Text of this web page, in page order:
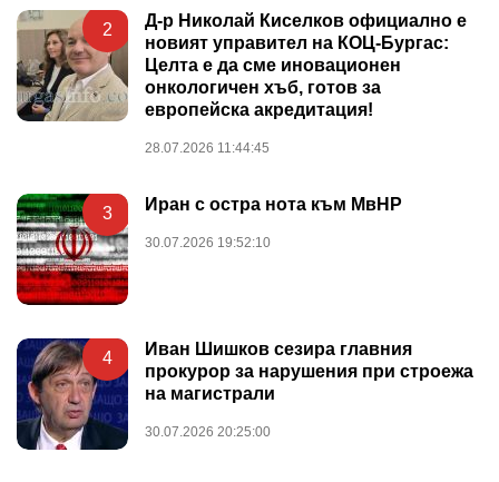
2
Д-р Николай Киселков официално е
новият управител на КОЦ-Бургас:
Целта е да сме иновационен
онкологичен хъб, готов за
европейска акредитация!
28.07.2026 11:44:45
3 Иран с остра нота към МвНР
30.07.2026 19:52:10
4
Иван Шишков сезира главния
прокурор за нарушения при строежа
на магистрали
30.07.2026 20:25:00